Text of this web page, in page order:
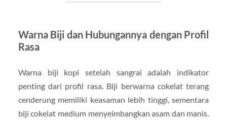
Warna Biji dan Hubungannya dengan Profil
Rasa
Warna biji kopi setelah sangrai adalah indikator
penting dari profil rasa. Biji berwarna cokelat terang
cenderung memiliki keasaman lebih tinggi, sementara
biji cokelat medium menyeimbangkan asam dan manis.